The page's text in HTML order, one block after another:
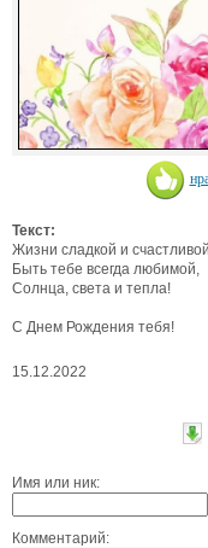
Текст:
Жизни сладкой и счастливой,
Быть тебе всегда любимой,
Солнца, света и тепла!
С Днем Рождения тебя!
15.12.2022
Имя или ник:
Комментарий: